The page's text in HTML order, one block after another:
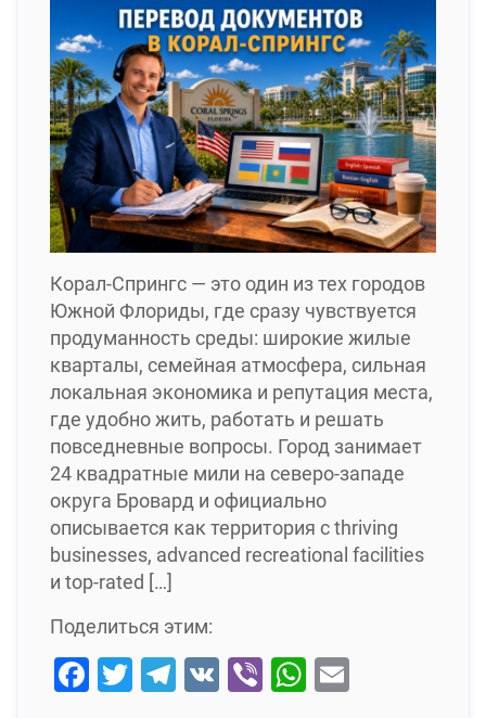
Корал-Спрингс — это один из тех городов
Южной Флориды, где сразу чувствуется
продуманность среды: широкие жилые
кварталы, семейная атмосфера, сильная
локальная экономика и репутация места,
где удобно жить, работать и решать
повседневные вопросы. Город занимает
24 квадратные мили на северо-западе
округа Бровард и официально
описывается как территория с thriving
businesses, advanced recreational facilities
и top-rated […]
Поделиться этим:
Facebook
Twitter
Telegram
VK ViberWhatsApp